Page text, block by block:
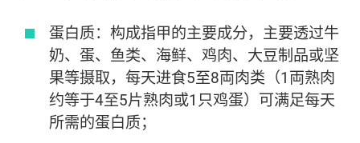
蛋白质：构成指甲的主要成分，主要透过牛
奶、蛋、鱼类、海鲜、鸡肉、大豆制品或坚
果等摄取，每天进食5至8両肉类（1両熟肉
约等于4至5片熟肉或1只鸡蛋）可满足每天
所需的蛋白质；